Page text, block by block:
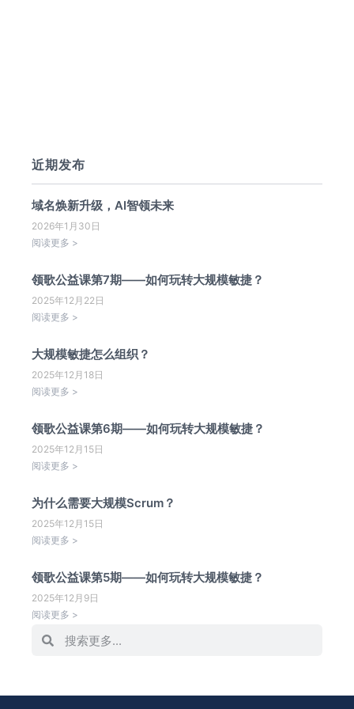
近期发布
域名焕新升级，AI智领未来
2026年1月30日
阅读更多 >
领歌公益课第7期——如何玩转大规模敏捷？
2025年12月22日
阅读更多 >
大规模敏捷怎么组织？
2025年12月18日
阅读更多 >
领歌公益课第6期——如何玩转大规模敏捷？
2025年12月15日
阅读更多 >
为什么需要大规模Scrum？
2025年12月15日
阅读更多 >
领歌公益课第5期——如何玩转大规模敏捷？
2025年12月9日
阅读更多 >